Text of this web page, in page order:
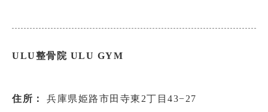
ULU整骨院 ULU GYM
住所： 兵庫県姫路市田寺東2丁目43−27